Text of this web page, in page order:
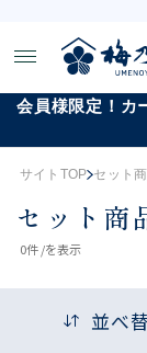
会員様限定！カ
サイトTOP セット
セット商
0件 /を表示
並べ